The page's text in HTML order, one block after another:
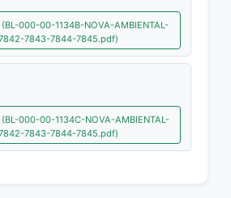
(BL-000-00-1134B-NOVA-AMBIENTAL-
7843-7844-7845.pdf)
(BL-000-00-1134C-NOVA-AMBIENTAL-
7843-7844-7845.pdf)